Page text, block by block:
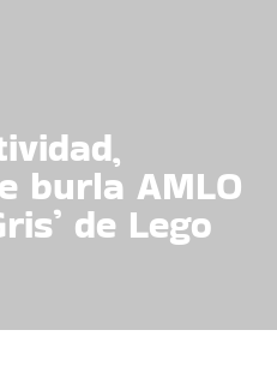
burla AMLO
de Lego